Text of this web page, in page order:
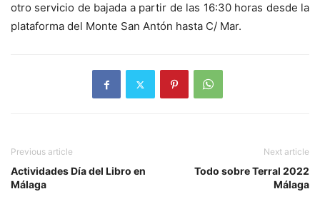
otro servicio de bajada a partir de las 16:30 horas desde la
plataforma del Monte San Antón hasta C/ Mar.
Previous article
Actividades Día del Libro en
Málaga
Next article
Todo sobre Terral 2022
Málaga